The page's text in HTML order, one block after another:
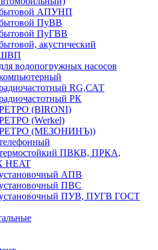
АПУНП
ПуВВ
ПуГВВ
акустический
водопогружных насосов
RG,САТ
РК
(BIRONI)
(Werkel)
РЕТРО (МЕЗОНИНЪ))
ПВКВ, ПРКА,
HEAT
АПВ
ПВС
ПУВ, ПУГВ ГОСТ